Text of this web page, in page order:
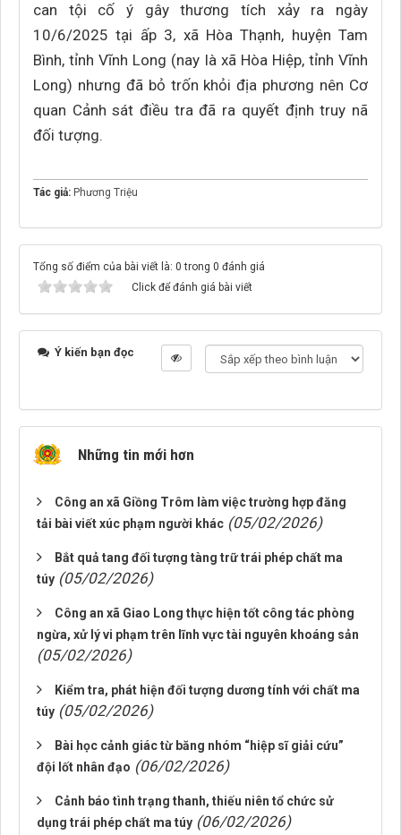
can tội cố ý gây thương tích xảy ra ngày
10/6/2025 tại ấp 3, xã Hòa Thạnh, huyện Tam
Bình, tỉnh Vĩnh Long (nay là xã Hòa Hiệp, tỉnh Vĩnh
Long) nhưng đã bỏ trốn khỏi địa phương nên Cơ
quan Cảnh sát điều tra đã ra quyết định truy nã
đối tượng.
Tác giả: Phương Triệu
Tổng số điểm của bài viết là: 0 trong 0 đánh giá
Click để đánh giá bài viết
Ý kiến bạn đọc
Những tin mới hơn
Công an xã Giồng Trôm làm việc trường hợp đăng
tải bài viết xúc phạm người khác (05/02/2026)
Bắt quả tang đối tượng tàng trữ trái phép chất ma
túy (05/02/2026)
Công an xã Giao Long thực hiện tốt công tác phòng
ngừa, xử lý vi phạm trên lĩnh vực tài nguyên khoáng sản
(05/02/2026)
Kiểm tra, phát hiện đối tượng dương tính với chất ma
túy (05/02/2026)
Bài học cảnh giác từ băng nhóm “hiệp sĩ giải cứu”
đội lốt nhân đạo (06/02/2026)
Cảnh báo tình trạng thanh, thiếu niên tổ chức sử
dụng trái phép chất ma túy (06/02/2026)